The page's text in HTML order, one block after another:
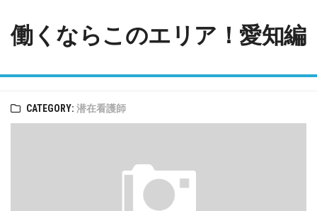
content
働くならこのエリア！愛知編
CATEGORY: 潜在看護師